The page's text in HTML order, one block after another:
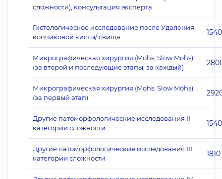
сложности), консультация эксперта
Гистологическое исследование после Удаления
копчиковой кисты/ свища
1540
Микрографическая хирургия (Mohs, Slow Mohs)
(за второй и последующие этапы, за каждый)
Микрографическая хирургия (Mohs, Slow Mohs)
(за первый этап)
Другие патоморфологические исследования II
категории сложности
1540
Другие патоморфологические исследования III
категории сложности
1810